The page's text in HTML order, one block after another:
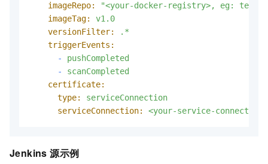
imageRepo:
"<your-docker-registry>, eg: test"
imageTag:
v1.0
versionFilter:
.*
triggerEvents:
-
pushCompleted
-
scanCompleted
certificate:
type:
serviceConnection
serviceConnection:
<your-service-
Jenkins 源示例